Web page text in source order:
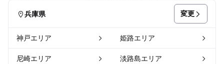
兵庫県 変更
神戸エリア 姫路エリア
尼崎エリア 淡路島エリア